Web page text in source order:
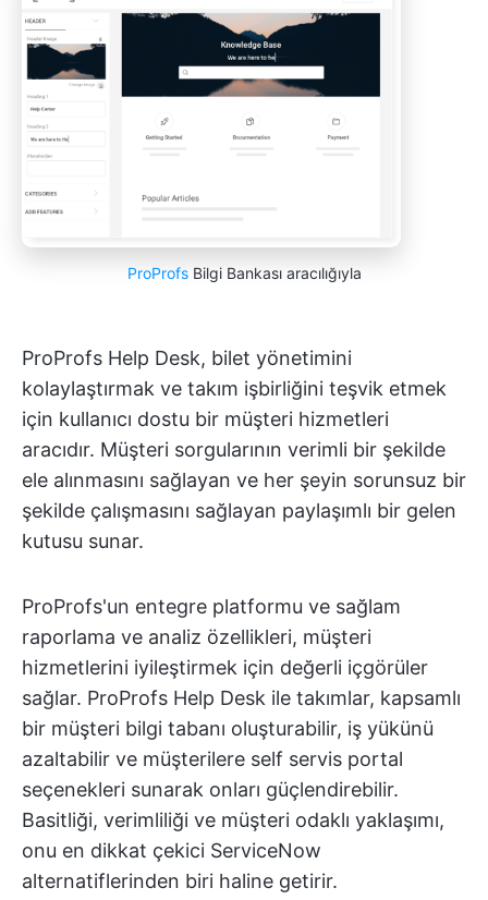
ProProfsBilgi Bankası aracılığıyla
ProProfs Help Desk, bilet yönetimini
kolaylaştırmak ve takım işbirliğini teşvik etmek
için kullanıcı dostu bir müşteri hizmetleri
aracıdır. Müşteri sorgularının verimli bir şekilde
ele alınmasını sağlayan ve her şeyin sorunsuz bir
şekilde çalışmasını sağlayan paylaşımlı bir gelen
kutusu sunar.
ProProfs'un entegre platformu ve sağlam
raporlama ve analiz özellikleri, müşteri
hizmetlerini iyileştirmek için değerli içgörüler
sağlar. ProProfs Help Desk ile takımlar, kapsamlı
bir müşteri bilgi tabanı oluşturabilir, iş yükünü
azaltabilir ve müşterilere self servis portal
seçenekleri sunarak onları güçlendirebilir.
Basitliği, verimliliği ve müşteri odaklı yaklaşımı,
onu en dikkat çekici ServiceNow
alternatiflerinden biri haline getirir.